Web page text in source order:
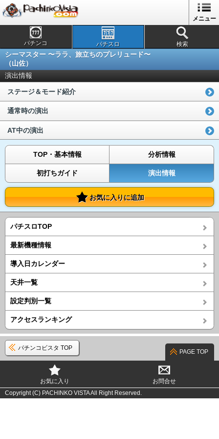
メニュー
パチンコ パチスロ 検索
シーマスター 〜ララ、旅立ちのプレリュード〜
（山佐）
演出情報
ステージ＆モード紹介
通常時の演出
AT中の演出
TOP・基本情報 分析情報
初打ちガイド 演出情報
お気に入りに追加
パチスロTOP
最新機種情報
導入日カレンダー
天井一覧
設定判別一覧
アクセスランキング
パチンコビスタ TOP
PAGE TOP
お気に入り
お問合せ
Copyright (C) PACHINKO VISTA All Right Reserved.